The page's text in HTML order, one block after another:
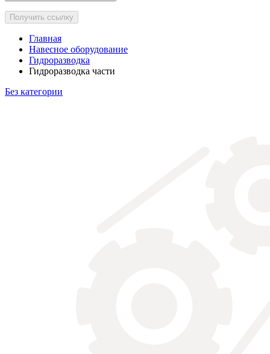
Получить ссылку
Главная
Навесное оборудование
Гидроразводка
Гидроразводка части
Без категории